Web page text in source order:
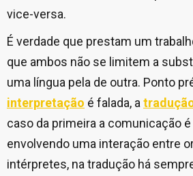
vice-versa.
É verdade que prestam um
que ambos não se limitem a
uma língua pela de outra. Ponto
interpretação é falada, a
caso da primeira a comunicação
envolvendo uma interação entre
intérpretes, na tradução há